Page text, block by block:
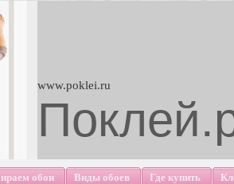
www.poklei.ru
обои Виды обоев Где купить